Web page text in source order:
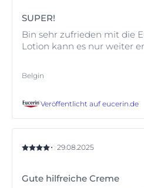
SUPER!
Bin sehr zufrieden mit die
Lotion kann es nur weiter
Belgin
Veröffentlicht auf eucerin.de
29.08.2025
Gute hilfreiche Creme